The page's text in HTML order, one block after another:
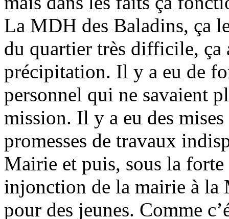
La MDH des Baladins, ça
du quartier très difficile, ça
précipitation. Il y a eu de
personnel qui ne savaient
mission. Il y a eu des
promesses de travaux
Mairie et puis, sous la forte
injonction de la mairie à la
pour des jeunes. Comme